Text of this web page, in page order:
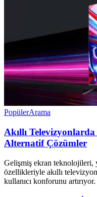
PopülerArama
Akıllı
Alternatif Çözümler
Gelişmiş ekran teknolojileri,
özellikleriyle akıllı
kullanıcı konforunu artırıyor.